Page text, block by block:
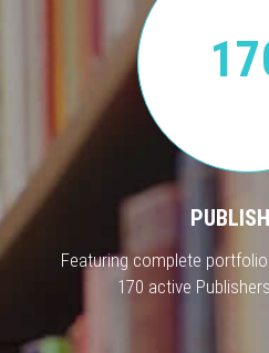
Featuring complete
170 active